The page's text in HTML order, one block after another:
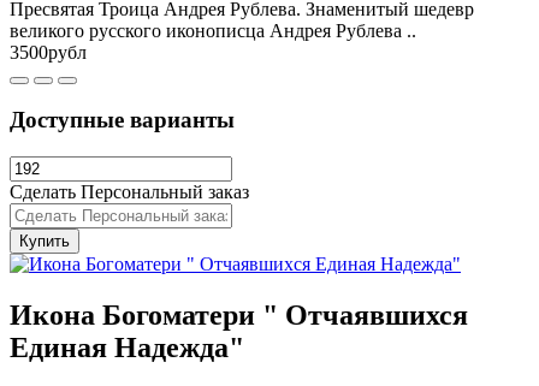
Пресвятая Троица Андрея Рублева. Знаменитый шедевр
великого русского иконописца Андрея Рублева ..
3500рубл
Доступные варианты
Сделать Персональный заказ
Купить
Икона Богоматери " Отчаявшихся
Единая Надежда"